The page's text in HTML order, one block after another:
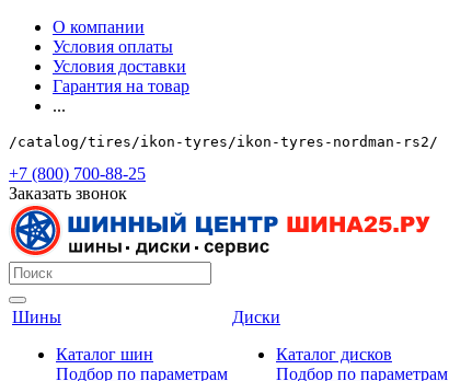
О компании
Условия оплаты
Условия доставки
Гарантия на товар
...
/catalog/tires/ikon-tyres/ikon-tyres-nordman-rs2/
+7 (800) 700-88-25
Заказать звонок
Шины
Каталог шин
Подбор по параметрам
Диски
Каталог дисков
Подбор по параметрам